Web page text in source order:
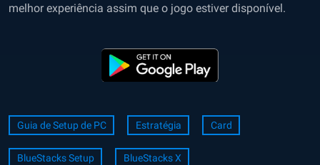
melhor experiência assim que o jogo estiver disponível.
Guia de Setup de PC Estratégia Card
BlueStacks Setup BlueStacks X